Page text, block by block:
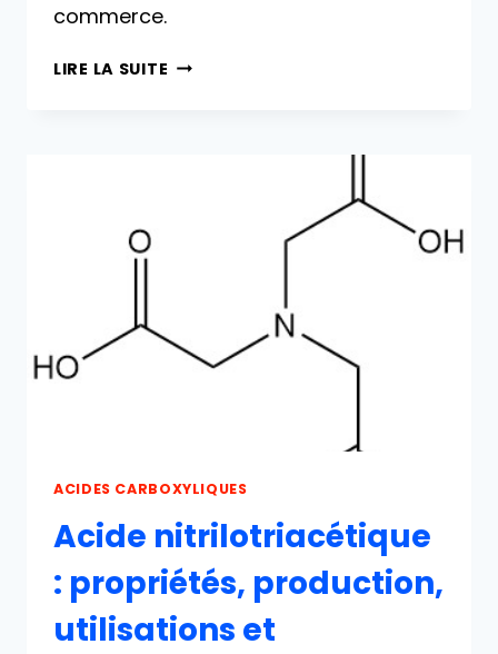
commerce.
LIRE LA SUITE ACIDE
ACIDES CARBOXYLIQUES
Acide nitrilotriacétique
: propriétés, production,
utilisations et